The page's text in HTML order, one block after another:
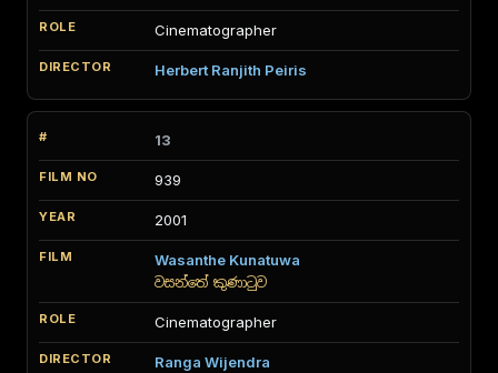
Cinematographer
Herbert Ranjith Peiris
13
939
2001
Wasanthe Kunatuwa
වසන්තේ කුණාටුව
Cinematographer
Ranga Wijendra